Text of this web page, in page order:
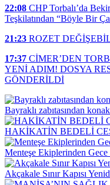
22:08 CHP Torbalı’da
Teşkilatından “Böyle Bir
21:23 ROZET
17:37 CİMER’DEN
YENİ ADIM! DOSYA
GÖNDERİLDİ
Bayraklı zabıtasından
HAKİKATİN BEDELİ
Menteşe Ekiplerinden
Akçakale Sınır Kapısı